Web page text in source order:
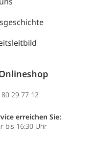
29 77 12
erreichen Sie:
bis 16:30 Uhr